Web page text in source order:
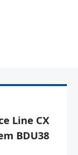
Line CX
BDU38